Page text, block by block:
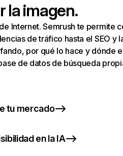
la imagen.
Internet. Semrush te permite
de tráfico hasta el SEO y
por qué lo hace y dónde
de datos de búsqueda
tu mercado
en la IA